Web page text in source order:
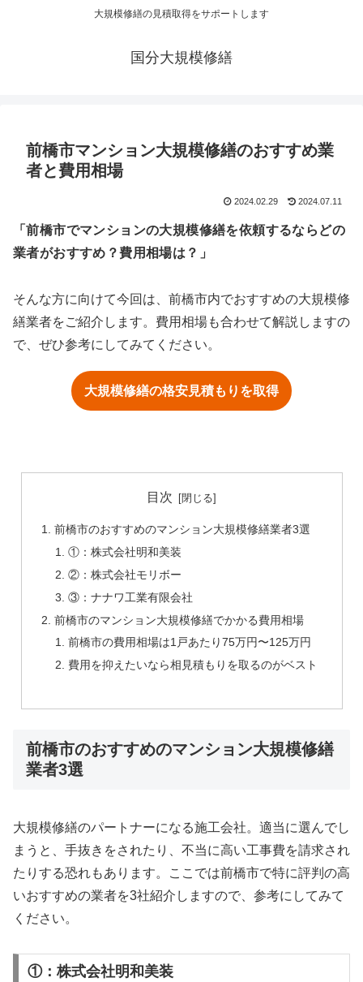
大規模修繕の見積取得をサポートします
国分大規模修繕
前橋市マンション大規模修繕のおすすめ業
者と費用相場
2024.02.29 2024.07.11
「前橋市でマンションの大規模修繕を依頼するならどの
業者がおすすめ？費用相場は？」
そんな方に向けて今回は、前橋市内でおすすめの大規模修
繕業者をご紹介します。費用相場も合わせて解説しますの
で、ぜひ参考にしてみてください。
大規模修繕の格安見積もりを取得
目次
前橋市のおすすめのマンション大規模修繕業者3選
①：株式会社明和美装
②：株式会社モリボー
③：ナナワ工業有限会社
前橋市のマンション大規模修繕でかかる費用相場
前橋市の費用相場は1戸あたり75万円〜125万円
費用を抑えたいなら相見積もりを取るのがベスト
前橋市のおすすめのマンション大規模修繕
業者3選
大規模修繕のパートナーになる施工会社。適当に選んでし
まうと、手抜きをされたり、不当に高い工事費を請求され
たりする恐れもあります。ここでは前橋市で特に評判の高
いおすすめの業者を3社紹介しますので、参考にしてみて
ください。
①：株式会社明和美装